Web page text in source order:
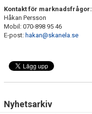
Kontakt för marknadsfrågor:
Håkan Persson
Mobil: 070-898 95 46
E-post: hakan@skanela.se
Nyhetsarkiv